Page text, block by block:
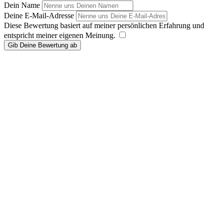
Dein Name
Deine E-Mail-Adresse
Diese Bewertung basiert auf meiner persönlichen Erfahrung und
entspricht meiner eigenen Meinung.
Gib Deine Bewertung ab